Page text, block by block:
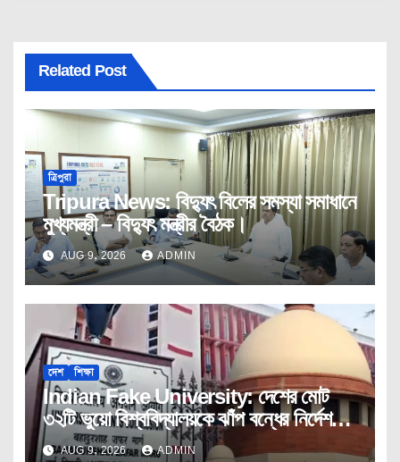
Related Post
ত্রিপুরা
Tripura News: বিদ্যুৎ বিলের সমস্যা সমাধানে
মুখ্যমন্ত্রী – বিদ্যুৎ মন্ত্রীর বৈঠক।
AUG 9, 2026 ADMIN
দেশ শিক্ষা
Indian Fake University: দেশের মোট
৩২টি ভুয়ো বিশ্ববিদ্যালয়কে ঝাঁপ বন্ধের নির্দেশ
ইউজিসির।
AUG 9, 2026 ADMIN